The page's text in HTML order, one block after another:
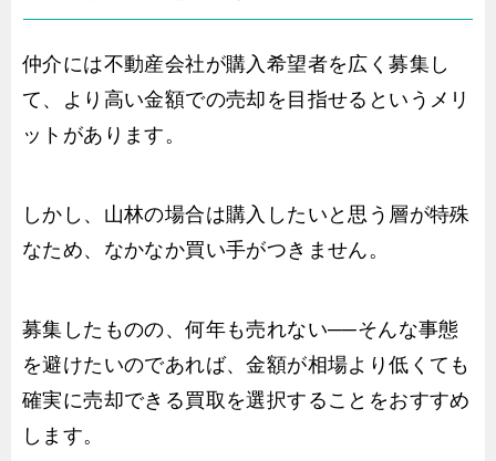
仲介には不動産会社が購入希望者を広く募集し
て、より高い金額での売却を目指せるというメリ
ットがあります。
しかし、山林の場合は購入したいと思う層が特殊
なため、なかなか買い手がつきません。
募集したものの、何年も売れない──そんな事態
を避けたいのであれば、金額が相場より低くても
確実に売却できる買取を選択することをおすすめ
します。